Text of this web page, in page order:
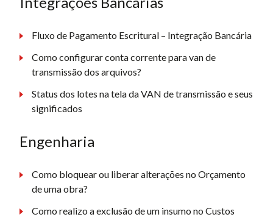
Fluxo de Pagamento Escritural – Integração Bancária
Como configurar conta corrente para van de
transmissão dos arquivos?
Status dos lotes na tela da VAN de transmissão e seus
significados
Engenharia
Como bloquear ou liberar alterações no Orçamento
de uma obra?
Como realizo a exclusão de um insumo no Custos